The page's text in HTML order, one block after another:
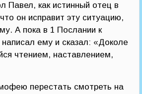
Павел, как истинный отец в
он исправит эту ситуацию,
А пока в 1 Послании к
ему и сказал: «Доколе
чтением, наставлением,
перестать смотреть на